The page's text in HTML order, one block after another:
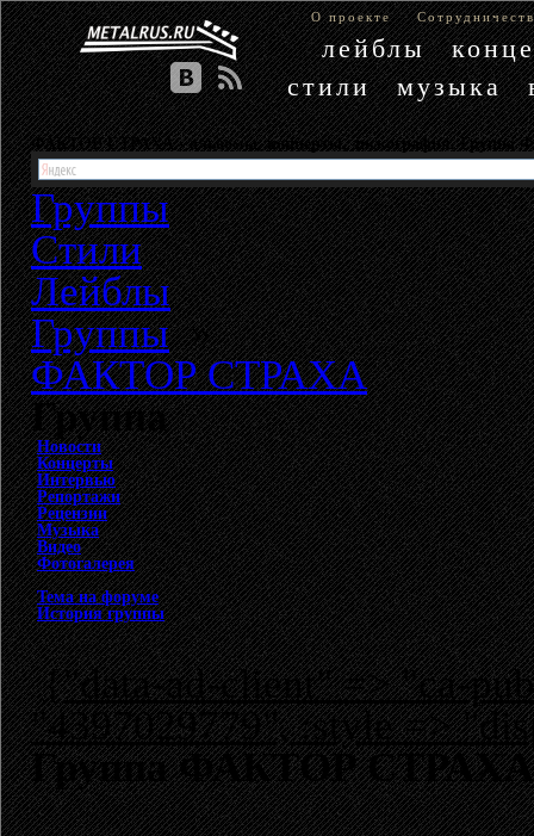
О проекте
лейблы
стили
музыка
ФАКТОР СТРАХА - альбомы, концерты, дискография.
Группы
Стили
Лейблы
Группы»
ФАКТОР СТРАХА
Группа
Новости
Концерты
Интервью
Репортажи
Рецензии
Музыка
Видео
Фотогалерея
Тема на форуме
История группы
{"data-ad-client" => "ca-
"4397029779", :style =>
Группа ФАКТОР